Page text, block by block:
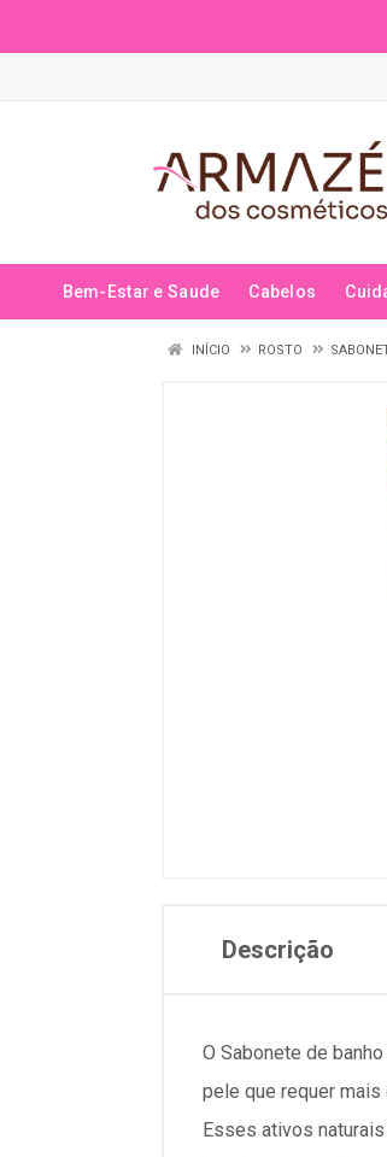
Bem-Estar e Saude Cabelos
INÍCIO ROSTO
Descrição
O Sabonete de
pele que requer
Esses ativos